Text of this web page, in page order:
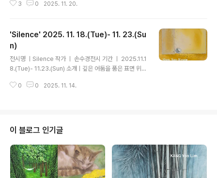
의 생명력(SOUL)을 동양화의 창작 원리인 ‘형사(形似)’와
명의 순환을 나무라는 형식과 내용 안에 담아, 작가의 심상
과 이론을 시각적으로 풀어내고자 한 것이다. 작가는 눈에
보이는 자연물인 ‘나무’를 소재로 삼아, 우주의 모든 생명체
가 탄생하고 사라지며 다시 태어난다는 추상적 사고(神似)
를 바탕으로 작업을 전개한다. 이러한 생각은 작가만의 주
관적 해체와 재해석, 즉 신사적 여과..
3 0 2025. 11. 20.
'Silence' 2025. 11. 18.(Tue)- 11. 23.(Su
n)
전시명 ㅣSilence 작가 ㅣ 손수경전시 기간 ㅣ 2025.11.1
8.(Tue)- 11.23.(Sun) 소개ㅣ깊은 어둠을 품은 표면 위에
흐름을 기록하는 일종의 ‘침묵의 시간’이다. 수십 번의 칠과
스로 굳고, 스며들고, 다시 숨을 고르는 자연스러운 호흡을
그대로 받아들인다. 그렇게 완성된 표면은 빛을 직접적으
로 반사하지 않고, 마치 안쪽에서 잔잔히 우러나듯 은은한
명도를 띤다. 이는 단순한 색의 표현을 넘어서, 작가가 마주
한 내면의 정적과 묵묵한 집중의 흔적을 드러낸다. ‘S..
0 0 2025. 11. 14.
이 블로그 인기글